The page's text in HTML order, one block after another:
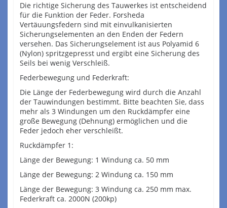
Die richtige Sicherung des Tauwerkes ist entscheidend
für die Funktion der Feder. Forsheda
Vertäuungsfedern sind mit einvulkanisierten
Sicherungselementen an den Enden der Federn
versehen. Das Sicherungselement ist aus Polyamid 6
(Nylon) spritzgepresst und ergibt eine Sicherung des
Seils bei wenig Verschleiß.
Federbewegung und Federkraft:
Die Länge der Federbewegung wird durch die Anzahl
der Tauwindungen bestimmt. Bitte beachten Sie, dass
mehr als 3 Windungen um den Ruckdämpfer eine
große Bewegung (Dehnung) ermöglichen und die
Feder jedoch eher verschleißt.
Ruckdämpfer 1:
Länge der Bewegung: 1 Windung ca. 50 mm
Länge der Bewegung: 2 Windung ca. 150 mm
Länge der Bewegung: 3 Windung ca. 250 mm max.
Federkraft ca. 2000N (200kp)